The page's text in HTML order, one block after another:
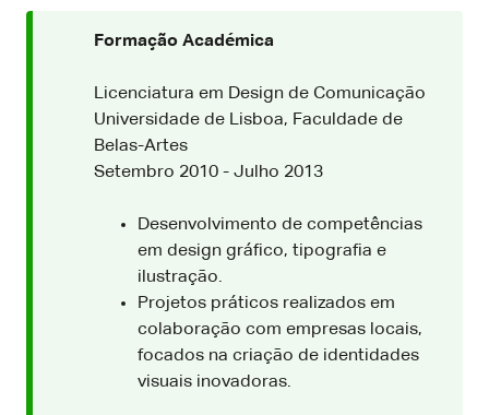
Formação Académica
Licenciatura em Design de Comunicação
Universidade de Lisboa, Faculdade de
Belas-Artes
Setembro 2010 - Julho 2013
Desenvolvimento de competências
em design gráfico, tipografia e
ilustração.
Projetos práticos realizados em
colaboração com empresas locais,
focados na criação de identidades
visuais inovadoras.